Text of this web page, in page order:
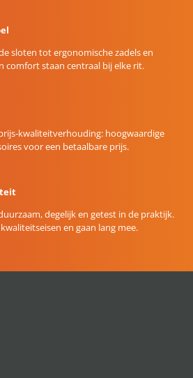
sloten tot ergonomische zadels en
comfort staan centraal bij elke rit.
kwaliteitverhouding: hoogwaardige
voor een betaalbare prijs.
degelijk en getest in de praktijk.
en gaan lang mee.